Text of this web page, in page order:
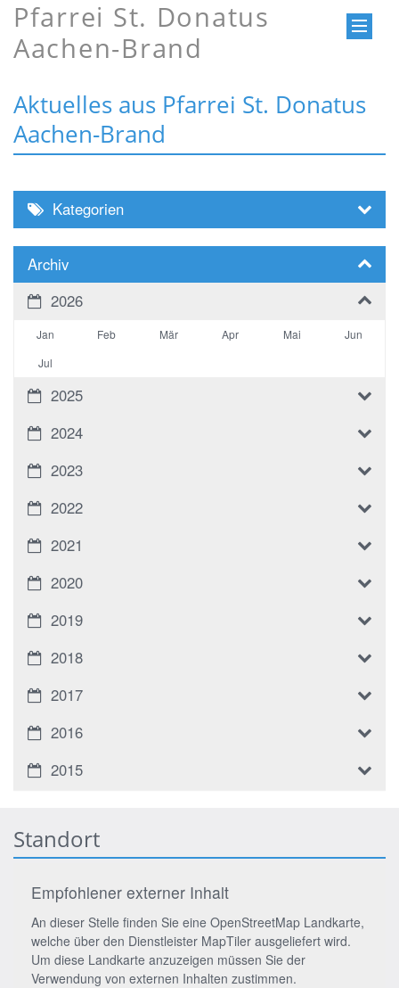
Pfarrei St. Donatus
Aachen-Brand
Aktuelles aus Pfarrei St. Donatus
Aachen-Brand
Kategorien
Archiv
2026
Jan Feb Mär Apr Mai
Jun
Jul
2025
2024
2023
2022
2021
2020
2019
2018
2017
2016
2015
Standort
Empfohlener externer Inhalt
An dieser Stelle finden Sie eine OpenStreetMap Landkarte,
welche über den Dienstleister MapTiler ausgeliefert wird.
Um diese Landkarte anzuzeigen müssen Sie der
Verwendung von externen Inhalten zustimmen.